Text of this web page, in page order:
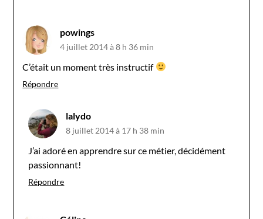
powings
4 juillet 2014 à 8 h 36 min
C’était un moment très instructif
Répondre
lalydo
8 juillet 2014 à 17 h 38 min
J’ai adoré en apprendre sur ce métier, décidément
passionnant!
Répondre